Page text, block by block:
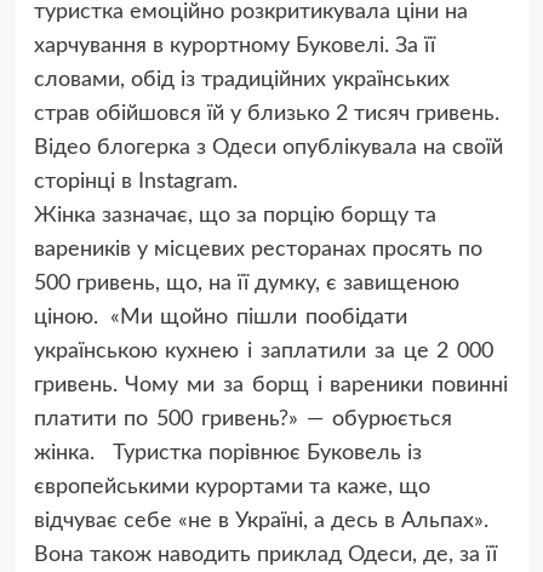
туристка емоційно розкритикувала ціни на
харчування в курортному Буковелі. За її
словами, обід із традиційних українських
страв обійшовся їй у близько 2 тисяч гривень.
Відео блогерка з Одеси опублікувала на своїй
сторінці в Instagram.
Жінка зазначає, що за порцію борщу та
вареників у місцевих ресторанах просять по
500 гривень, що, на її думку, є завищеною
ціною. «Ми щойно пішли пообідати
українською кухнею і заплатили за це 2 000
гривень. Чому ми за борщ і вареники повинні
платити по 500 гривень?» — обурюється
жінка. Туристка порівнює Буковель із
європейськими курортами та каже, що
відчуває себе «не в Україні, а десь в Альпах».
Вона також наводить приклад Одеси, де, за її